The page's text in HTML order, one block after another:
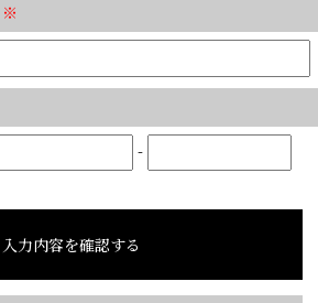
※
-
入力内容を確認する